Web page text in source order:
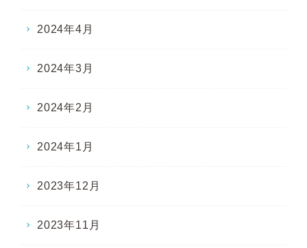
2024年4月
2024年3月
2024年2月
2024年1月
2023年12月
2023年11月